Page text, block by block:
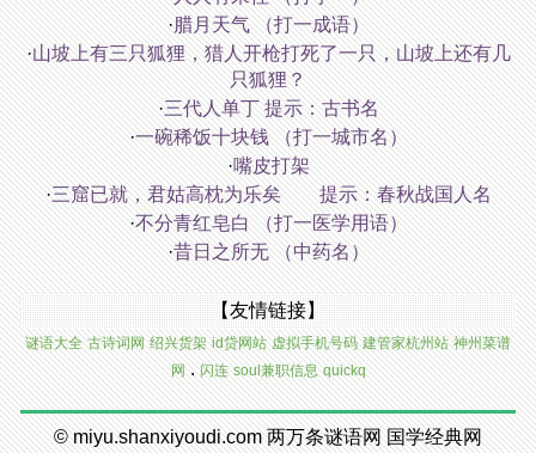
·腊月天气 （打一成语）
·山坡上有三只狐狸，猎人开枪打死了一只，山坡上还有几
只狐狸？
·三代人单丁 提示：古书名
·一碗稀饭十块钱 （打一城市名）
·嘴皮打架
·三窟已就，君姑高枕为乐矣 提示：春秋战国人名
·不分青红皂白 （打一医学用语）
·昔日之所无 （中药名）
【友情链接】
谜语大全 古诗词网 绍兴货架 id贷网站 虚拟手机号码 建管家杭州站 神州菜谱
网 . 闪连 soul兼职信息 quickq
© miyu.shanxiyoudi.com 两万条谜语网 国学经典网